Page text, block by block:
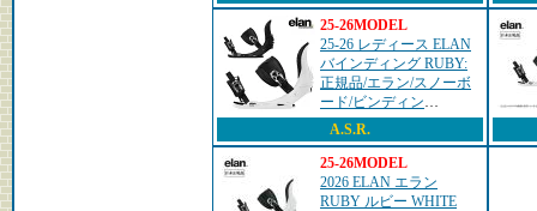
25-26MODEL
25-26 レディース ELAN
バインディング RUBY:
正規品/エラン/スノーボ
ード/ビンディン
グ/SNOW
A.S.R.
25-26MODEL
2026 ELAN エラン
RUBY ルビー WHITE